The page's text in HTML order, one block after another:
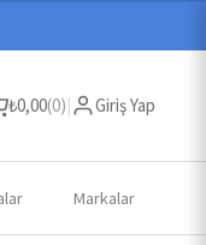
₺0,00(0)| Giriş Yap
Markalar